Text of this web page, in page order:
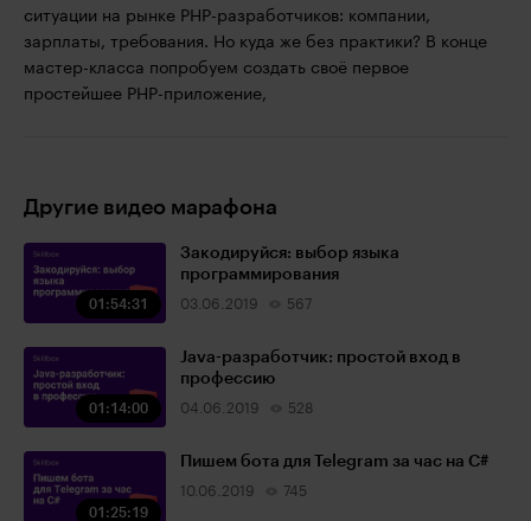
ситуации на рынке PHP-разработчиков: компании,
зарплаты, требования. Но куда же без практики? В конце
мастер-класса попробуем создать своё первое
простейшее PHP-приложение,
Другие видео марафона
01:54:31
Закодируйся: выбор языка
программирования
03.06.2019 567
01:14:00
Java-разработчик: простой вход в
профессию
04.06.2019 528
01:25:19
Пишем бота для Telegram за час на С#
10.06.2019 745